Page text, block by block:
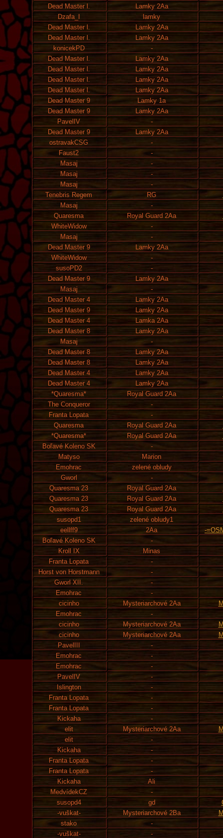
Dead Master l.
Lamky 2Aa
Dzafa_I
lamky
Dead Master l.
Lamky 2Aa
Dead Master l.
Lamky 2Aa
konicekPD
-
Dead Master l.
Lamky 2Aa
Dead Master l.
Lamky 2Aa
Dead Master l.
Lamky 2Aa
Dead Master l.
Lamky 2Aa
Dead Master 9
Lamky 1a
Dead Master 9
Lamky 2Aa
PavelIV
-
Dead Master 9
Lamky 2Aa
ostravakCSG
-
Faust2
-
Masaj
-
Masaj
-
Masaj
-
Tenebris Regem
RG
Masaj
-
Quaresma
Royal Guard 2Aa
WhiteWidow
-
Masaj
-
Dead Master 9
Lamky 2Aa
WhiteWidow
-
susoPD2
-
Dead Master 9
Lamky 2Aa
Masaj
-
Dead Master 4
Lamky 2Aa
Dead Master 9
Lamky 2Aa
Dead Master 4
Lamka 2Aa
Dead Master 8
Lamky 2Aa
Masaj
-
Dead Master 8
Lamky 2Aa
Dead Master 8
Lamky 2Aa
Dead Master 4
Lamky 2Aa
Dead Master 4
Lamky 2Aa
*Quaresma*
Royal Guard 2Aa
The Conqueror
-
Franta Lopata
-
Quaresma
Royal Guard 2Aa
*Quaresma*
Royal Guard 2Aa
Boľavé Koleno SK
-
Matyso
Marion
Emohrac
zelené obludy
Gworl
-
Quaresma 23
Royal Guard 2Aa
Quaresma 23
Royal Guard 2Aa
Quaresma 23
Royal Guard 2Aa
susopd1
zelené obludy1
eellff9
2Aa
-
Boľavé Koleno SK
-
Kroll IX
Minas
Franta Lopata
-
Horst von Horstmann
-
Gworl XII.
-
Emohrac
-
cicinho
Mysteriarchové 2Aa
Emohrac
-
cicinho
Mysteriarchové 2Aa
cicinho
Mysteriarchové 2Aa
PavelIII
-
Emohrac
-
Emohrac
-
PavelIV
-
Islington
-
Franta Lopata
-
Franta Lopata
-
Kickaha
-
elit
Mysteriarchové 2Aa
elit
-
Kickaha
-
Franta Lopata
-
Franta Lopata
-
Kickaha
Ali
MedvídekCZ
-
susopd4
gd
-vuškat-
Mysteriarchové 2Ba
stako
-
-vuškat-
-